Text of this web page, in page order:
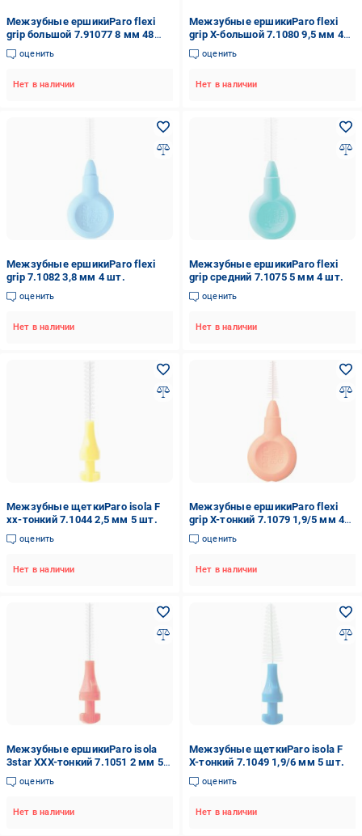
Межзубные ершикиParo flexi
grip большой 7.91077 8 мм 48
шт.
оценить
Нет в наличии
Межзубные ершикиParo flexi
grip Х-большой 7.1080 9,5 мм 4
шт.
оценить
Нет в наличии
Межзубные ершикиParo flexi
grip 7.1082 3,8 мм 4 шт.
оценить
Нет в наличии
Межзубные ершикиParo flexi
grip средний 7.1075 5 мм 4 шт.
оценить
Нет в наличии
Межзубные щеткиParo isola F
xx-тонкий 7.1044 2,5 мм 5 шт.
оценить
Нет в наличии
Межзубные ершикиParo flexi
grip Х-тонкий 7.1079 1,9/5 мм 4
шт.
оценить
Нет в наличии
Межзубные ершикиParo isola
3star ХХХ-тонкий 7.1051 2 мм 5
шт.
оценить
Нет в наличии
Межзубные щеткиParo isola F
Х-тонкий 7.1049 1,9/6 мм 5 шт.
оценить
Нет в наличии